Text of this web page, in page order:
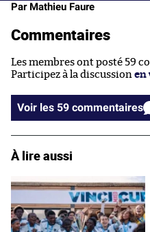
Par Mathieu Faure
Commentaires
Les membres ont posté 59
Participez à la discussion en
Voir les 59 commentaires
À lire aussi